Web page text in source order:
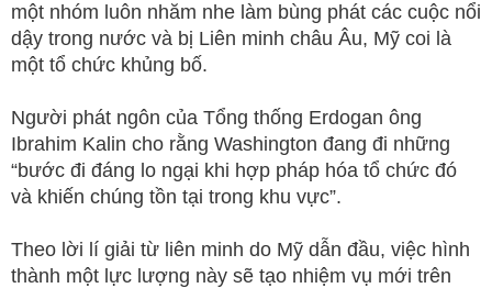
một nhóm luôn nhăm nhe làm bùng phát các cuộc nổi
dậy trong nước và bị Liên minh châu Âu, Mỹ coi là
một tổ chức khủng bố.
Người phát ngôn của Tổng thống Erdogan ông
Ibrahim Kalin cho rằng Washington đang đi những
“bước đi đáng lo ngại khi hợp pháp hóa tổ chức đó
và khiến chúng tồn tại trong khu vực”.
Theo lời lí giải từ liên minh do Mỹ dẫn đầu, việc hình
thành một lực lượng này sẽ tạo nhiệm vụ mới trên